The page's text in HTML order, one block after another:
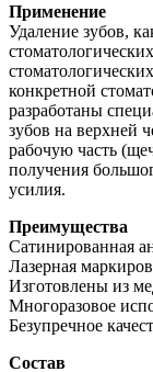
Применение
Удаление зубов,
конкретной
разработаны
зубов на верхней
рабочую часть
получения
усилия.
Преимущества
Сатинированная
Лазерная
Изготовлены из
Многоразовое
Безупречное
Состав